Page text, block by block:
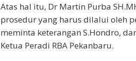
Atas hal itu, Dr Martin Purba
prosedur yang harus dilalui oleh
meminta keterangan S.Hondro,
Ketua Peradi RBA Pekanbaru.